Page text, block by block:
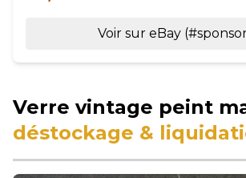
Voir sur eBay
Verre vintage peint
déstockage &